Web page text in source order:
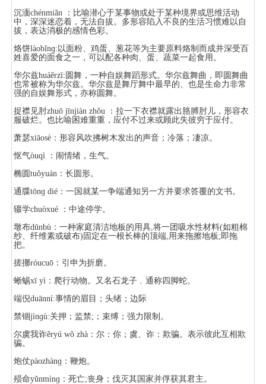
沉湎chénmiǎn ：比喻潜心于某事物或处于某种境界或思维活动
中，深深迷恋着，无法自拔。多形容陷入不良的生活习惯难以自
拔，表达消极的感情色彩。
烙饼làobǐnɡ:以面粉、鸡蛋、葱花等为主要原料烙制而成并深受百
姓喜爱的面食之一，可以配各种肉、蛋、蔬菜一起食用。
华尔兹huáěrzī:圆舞，一种自娱舞蹈形式。华尔兹舞曲，即圆舞曲
也常被称为华尔兹。华尔兹是舞厅舞中最早的、也是生命力非常
强的自娱舞形式，亦称圆舞。
捉襟见肘zhuō jīnjiàn zhǒu ：拉一下衣襟就露出胳膊肘儿，形容衣
服破烂。也比喻困难重重，应付不过来或顾此失彼穷于应付。
萧瑟xiāosè：形容风吹拂树木发出的声音；冷落；凄凉。
怄气òuqì ：闹情绪，生气。
椭圆tuǒyuán：长圆形。
通牒tōnɡ dié：一国就某一争端通知另一方并要求答覆的文书。
辍学chuòxué ：中途停学。
墩布dūnbù：一种家庭清洁地板的用具,将一团吸水性材料(如粗棉
纱、纤维素或破布)固定在一根长棒的顶端,用来拖擦地板;即拖
把。
搓挪róucuō：引申为折磨。
蜥蜴xī yì：爬行动物。又名石龙子﹐通称四脚蛇。
端倪duānní:事情的眉目；头绪；边际
禁锢jìnɡù:关押；监禁;；束缚；强力限制。
尔虞我诈ěryú wǒ zhà：尔：你；虞、诈：欺骗。表示彼此互相欺
骗。
炮仗pàozhànɡ：鞭炮。
殒命yǔnmìnɡ：死亡;丧身；伐灭其国家并俘获其君主。